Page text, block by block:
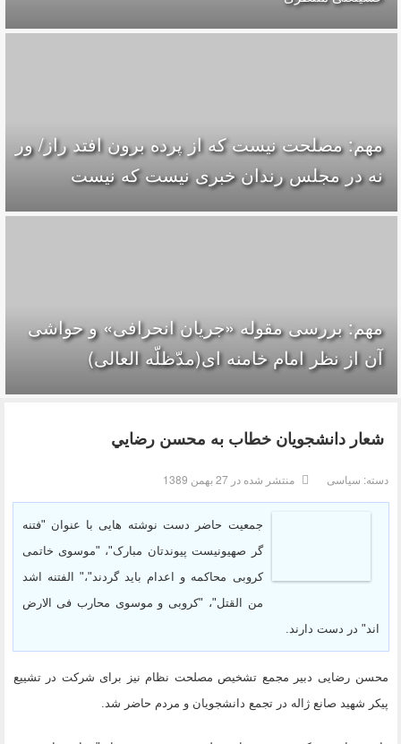
مهم: مصلحت نیست که از پرده برون افتد راز/ ور
نه در مجلس رندان خبری نیست که نیست
مهم: بررسی مقوله «جریان انحرافی» و حواشی
آن از نظر امام خامنه ای(مدّظلّه العالی)
شعار دانشجويان خطاب به محسن رضايي
دسته: سیاسی منتشر شده در 27 بهمن 1389
جمعیت حاضر دست نوشته هایی با عنوان "فتنه
گر صهیونیست پیوندتان مبارک"، "موسوی خاتمی
کروبی محاکمه و اعدام باید گردند"،" الفتنه اشد
من القتل"، "کروبی و موسوی محارب فی الارض
اند" در دست دارند.
محسن رضایی دبیر مجمع تشخیص مصلحت نظام نیز برای شرکت در تشییع
پیکر شهید صانع ژاله در تجمع دانشجویان و مردم حاضر شد.